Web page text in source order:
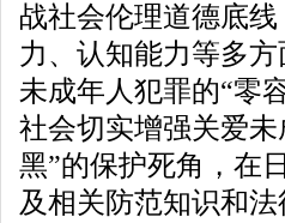
战社会伦理道德底
力、认知能力等多
未成年人犯罪的“零
社会切实增强关爱
黑”的保护死角，在
及相关防范知识和